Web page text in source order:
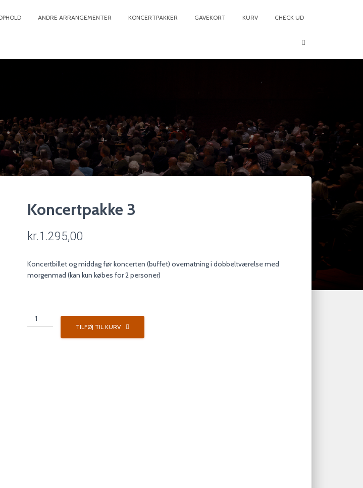
ANDRE ARRANGEMENTER KONCERTPAKKER GAVEKORT KURV CHECK UD
Koncertpakke 3
kr.1.295,00
Koncertbillet og middag før koncerten (buffet) overnatning i dobbeltværelse med
morgenmad (kan kun købes for 2 personer)
Koncertpakke
3
TILFØJ TIL KURV